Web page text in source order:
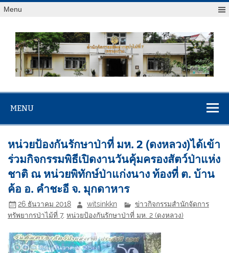
Menu
สจป.ที่ 7
(ขอนแก่น)
MENU
หน่วยป้องกันรักษาป่าที่ มห. 2 (ดงหลวง)ได้เข้า
ร่วมกิจกรรมพิธีเปิดงานวันคุ้มครองสัตว์ป่าแห่ง
ชาติ ณ หน่วยพิทักษ์ป่าแก่งนาง ท้องที่ ต. บ้าน
ค้อ อ. คำชะอี จ. มุกดาหาร
26 ธันวาคม 2018 witsinkkn
ข่าวกิจกรรมสำนักจัดการ
ทรัพยากรป่าไม้ที่ 7,หน่วยป้องกันรักษาป่าที่ มห. 2 (ดงหลวง)